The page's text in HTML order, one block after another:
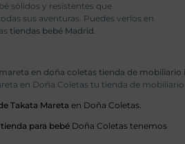
sólidos y resistentes que
sus aventuras. Puedes verlos en
tiendas bebé Madrid.
en Doña Coletas tu tienda de
Takata Mareta en Doña Coletas.
para bebé Doña Coletas tenemos